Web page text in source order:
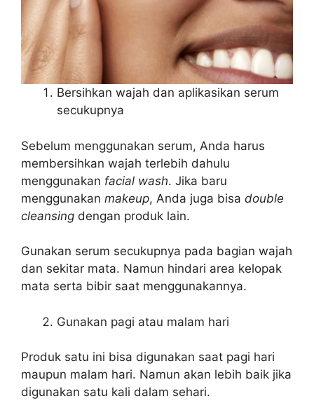
Bersihkan wajah dan aplikasikan serum
secukupnya
Sebelum menggunakan serum, Anda harus
membersihkan wajah terlebih dahulu
menggunakan facial wash. Jika baru
menggunakan makeup, Anda juga bisa double
cleansing dengan produk lain.
Gunakan serum secukupnya pada bagian wajah
dan sekitar mata. Namun hindari area kelopak
mata serta bibir saat menggunakannya.
Gunakan pagi atau malam hari
Produk satu ini bisa digunakan saat pagi hari
maupun malam hari. Namun akan lebih baik jika
digunakan satu kali dalam sehari.